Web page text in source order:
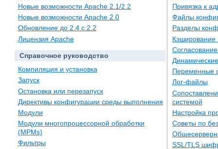
Новые возможности Apache 2.1/2.2
Новые возможности Apache 2.0
Обновление до 2.4 с 2.2
Лицензия Apache
Справочное руководство
Компиляция и установка
Запуск
Остановка или перезапуск
Директивы конфигурации среды выполнения
Модули
Модули многопроцессорной обработки
(MPMs)
Фильтры
Привязка к
Файлы
Разделы
Кэширование
Переменные
Лог-файлы
системой
Настройка
Советы по
SSL/TLS